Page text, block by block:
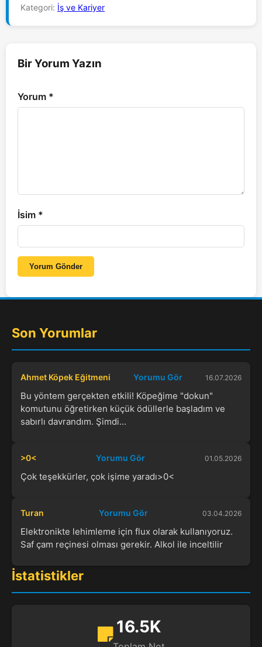
Kategori: İş ve Kariyer
Bir Yorum Yazın
Yorum *
İsim *
Yorum Gönder
Son Yorumlar
Ahmet Köpek Eğitmeni Yorumu Gör 16.07.2026
Bu yöntem gerçekten etkili! Köpeğime "dokun"
komutunu öğretirken küçük ödüllerle başladım ve
sabırlı davrandım. Şimdi...
>0< Yorumu Gör 01.05.2026
Çok teşekkürler, çok işime yaradı>0<
Turan Yorumu Gör 03.04.2026
Elektronikte lehimleme için flux olarak kullanıyoruz.
Saf çam reçinesi olması gerekir. Alkol ile inceltilir
İstatistikler
16.5K